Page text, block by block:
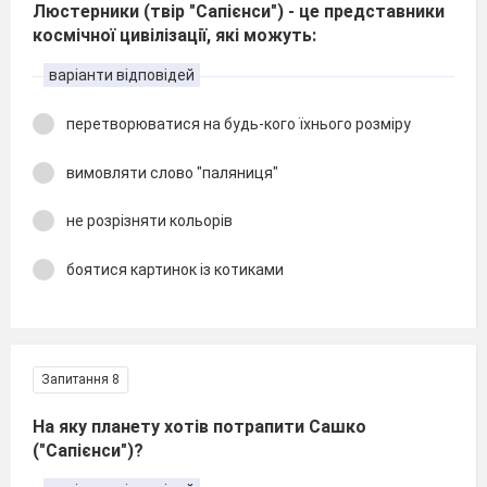
Люстерники (твір "Сапієнси") - це представники
космічної цивілізації, які можуть:
варіанти відповідей
перетворюватися на будь-кого їхнього розміру
вимовляти слово "паляниця"
не розрізняти кольорів
боятися картинок із котиками
Запитання 8
На яку планету хотів потрапити Сашко
("Сапієнси")?